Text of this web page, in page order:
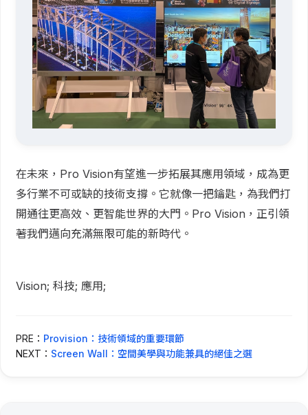
在未來，Pro Vision有望進一步拓展其應用領域，成為更
多行業不可或缺的技術支撐。它就像一把鑰匙，為我們打
開通往更高效、更智能世界的大門。Pro Vision，正引領
著我們邁向充滿無限可能的新時代。
Vision; 科技; 應用;
PRE： Provision：技術領域的重要環節
NEXT： Screen Wall：空間美學與功能兼具的絕佳之選